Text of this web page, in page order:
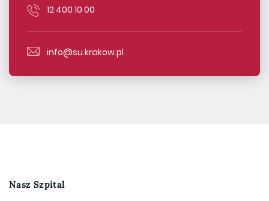
12 400 10 00
info@su.krakow.pl
Nasz Szpital